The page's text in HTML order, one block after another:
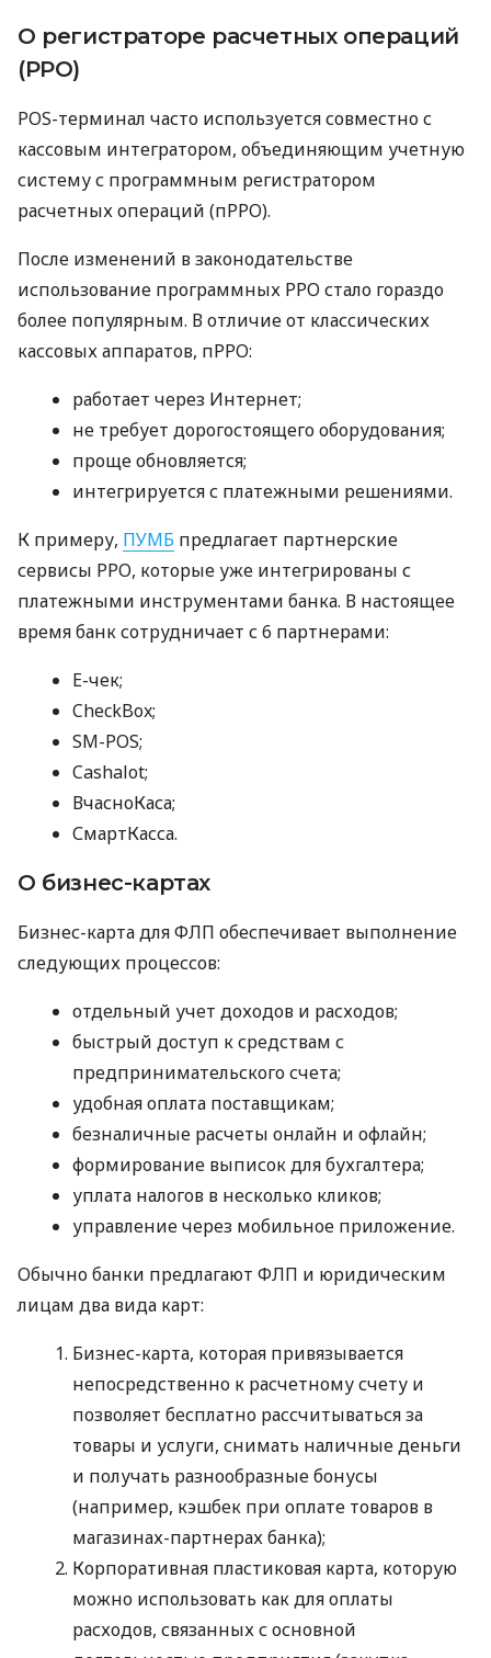
О регистраторе расчетных операций
(РРО)
POS-терминал часто используется совместно с
кассовым интегратором, объединяющим учетную
систему с программным регистратором
расчетных операций (пРРО).
После изменений в законодательстве
использование программных РРО стало гораздо
более популярным. В отличие от классических
кассовых аппаратов, пРРО:
работает через Интернет;
не требует дорогостоящего оборудования;
проще обновляется;
интегрируется с платежными решениями.
К примеру, ПУМБ предлагает партнерские
сервисы РРО, которые уже интегрированы с
платежными инструментами банка. В настоящее
время банк сотрудничает с 6 партнерами:
E-чек;
CheckBox;
SM-POS;
Cashalot;
ВчасноКаса;
СмартКасса.
О бизнес-картах
Бизнес-карта для ФЛП обеспечивает выполнение
следующих процессов:
отдельный учет доходов и расходов;
быстрый доступ к средствам с
предпринимательского счета;
удобная оплата поставщикам;
безналичные расчеты онлайн и офлайн;
формирование выписок для бухгалтера;
уплата налогов в несколько кликов;
управление через мобильное приложение.
Обычно банки предлагают ФЛП и юридическим
лицам два вида карт:
Бизнес-карта, которая привязывается
непосредственно к расчетному счету и
позволяет бесплатно рассчитываться за
товары и услуги, снимать наличные деньги
и получать разнообразные бонусы
(например, кэшбек при оплате товаров в
магазинах-партнерах банка);
Корпоративная пластиковая карта, которую
можно использовать как для оплаты
расходов, связанных с основной